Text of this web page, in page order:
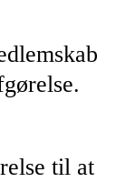
til at